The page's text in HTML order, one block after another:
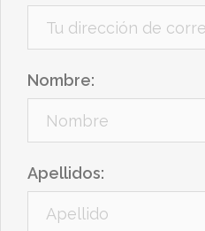
Nombre:
Apellidos: